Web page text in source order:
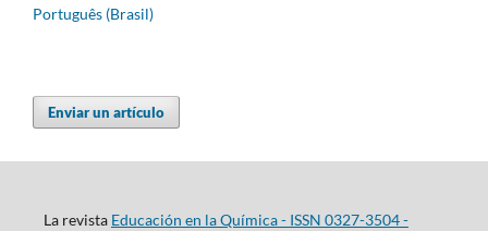
Português (Brasil)
Enviar un artículo
La revista Educación en la Química - ISSN 0327-3504 -